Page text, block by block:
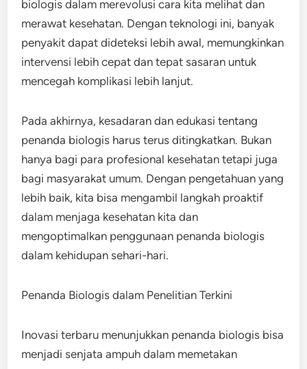
biologis dalam merevolusi cara kita melihat dan
merawat kesehatan. Dengan teknologi ini, banyak
penyakit dapat dideteksi lebih awal, memungkinkan
intervensi lebih cepat dan tepat sasaran untuk
mencegah komplikasi lebih lanjut.
Pada akhirnya, kesadaran dan edukasi tentang
penanda biologis harus terus ditingkatkan. Bukan
hanya bagi para profesional kesehatan tetapi juga
bagi masyarakat umum. Dengan pengetahuan yang
lebih baik, kita bisa mengambil langkah proaktif
dalam menjaga kesehatan kita dan
mengoptimalkan penggunaan penanda biologis
dalam kehidupan sehari-hari.
Penanda Biologis dalam Penelitian Terkini
Inovasi terbaru menunjukkan penanda biologis bisa
menjadi senjata ampuh dalam memetakan